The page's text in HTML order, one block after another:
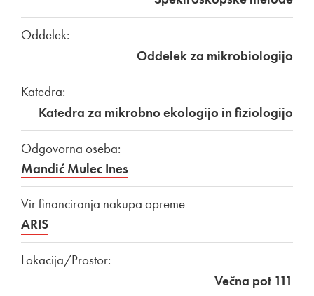
Oddelek:
Oddelek za mikrobiologijo
Katedra:
Katedra za mikrobno ekologijo in fiziologijo
Odgovorna oseba:
Mandić Mulec Ines
Vir financiranja nakupa opreme
ARIS
Lokacija/Prostor:
Večna pot 111